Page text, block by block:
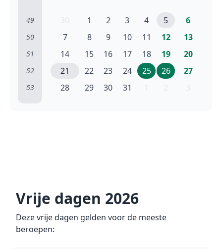
49 1 2 3 4 5 6
50 7 8 9 10 11 12 13
51 14 15 16 17 18 19 20
52 21 22 23 24 25 26 27
53 28 29 30 31
Vrije dagen 2026
Deze vrije dagen gelden voor de meeste
beroepen: